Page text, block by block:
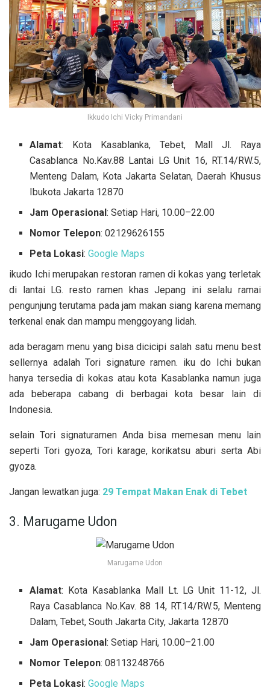
Ikkudo Ichi Vicky Primandani
Alamat: Kota Kasablanka, Tebet, Mall Jl. Raya
Casablanca No.Kav.88 Lantai LG Unit 16, RT.14/RW.5,
Menteng Dalam, Kota Jakarta Selatan, Daerah Khusus
Ibukota Jakarta 12870
Jam Operasional: Setiap Hari, 10.00–22.00
Nomor Telepon: 02129626155
Peta Lokasi:Google Maps
ikudo Ichi merupakan restoran ramen di kokas yang terletak
di lantai LG. resto ramen khas Jepang ini selalu ramai
pengunjung terutama pada jam makan siang karena memang
terkenal enak dan mampu menggoyang lidah.
ada beragam menu yang bisa dicicipi salah satu menu best
sellernya adalah Tori signature ramen. iku do Ichi bukan
hanya tersedia di kokas atau kota Kasablanka namun juga
ada beberapa cabang di berbagai kota besar lain di
Indonesia.
selain Tori signaturamen Anda bisa memesan menu lain
seperti Tori gyoza, Tori karage, korikatsu aburi serta Abi
gyoza.
Jangan lewatkan juga: 29 Tempat Makan Enak di Tebet
3. Marugame Udon
Marugame Udon
Alamat: Kota Kasablanka Mall Lt. LG Unit 11-12, Jl.
Raya Casablanca No.Kav. 88 14, RT.14/RW.5, Menteng
Dalam, Tebet, South Jakarta City, Jakarta 12870
Jam Operasional: Setiap Hari, 10.00–21.00
Nomor Telepon: 08113248766
Peta Lokasi:Google Maps